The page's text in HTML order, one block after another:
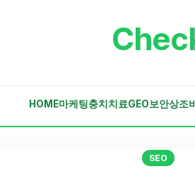
HOME마케팅충치치료GEO보안상조
SEO